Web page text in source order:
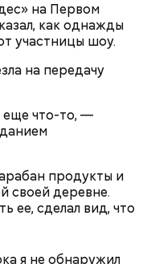
на Первом
как однажды
участницы шоу.
на передачу
еще что-то, —
продукты и
своей деревне.
ее, сделал вид, что
я не обнаружил
инициирован
людей, чтобы
самом деле
этот день
людьми
и улучшат зрение:
рассказала
домашний
Куликова
в чем заключается